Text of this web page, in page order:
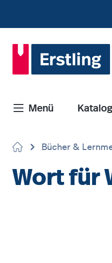
Menü
Bücher &
Wort für